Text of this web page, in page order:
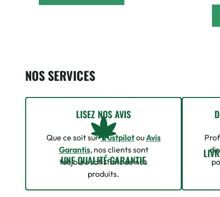
NOS SERVICES
UNE QUALITÉ GARANTIE
LISEZ NOS AVIS
Que ce soit surTrustpilotouAvis
Garantis, nos clients sont
toujours satisfaits de nos
produits.